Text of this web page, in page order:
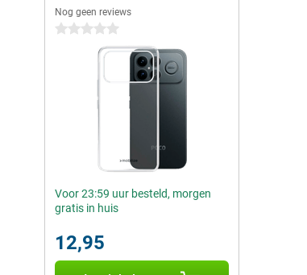
Nog geen reviews
0 sterren
Voor 23:59 uur besteld, morgen
gratis in huis
12,95